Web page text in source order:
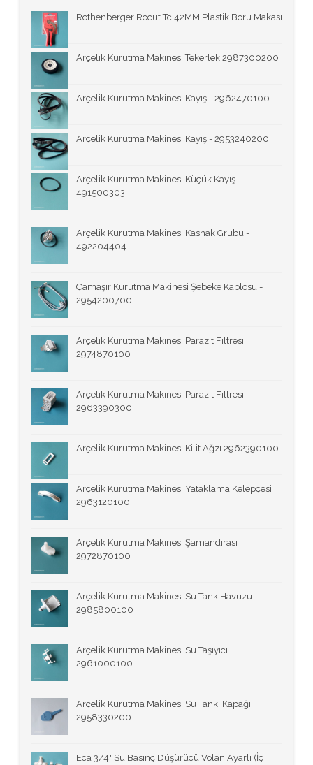
Rothenberger Rocut Tc 42MM Plastik Boru Makası
Arçelik Kurutma Makinesi Tekerlek 2987300200
Arçelik Kurutma Makinesi Kayış - 2962470100
Arçelik Kurutma Makinesi Kayış - 2953240200
Arçelik Kurutma Makinesi Küçük Kayış -
491500303
Arçelik Kurutma Makinesi Kasnak Grubu -
492204404
Çamaşır Kurutma Makinesi Şebeke Kablosu -
2954200700
Arçelik Kurutma Makinesi Parazit Filtresi
2974870100
Arçelik Kurutma Makinesi Parazit Filtresi -
2963390300
Arçelik Kurutma Makinesi Kilit Ağzı 2962390100
Arçelik Kurutma Makinesi Yataklama Kelepçesi
2963120100
Arçelik Kurutma Makinesi Şamandırası
2972870100
Arçelik Kurutma Makinesi Su Tank Havuzu
2985800100
Arçelik Kurutma Makinesi Su Taşıyıcı
2961000100
Arçelik Kurutma Makinesi Su Tankı Kapağı |
2958330200
Eca 3/4" Su Basınç Düşürücü Volan Ayarlı (İç